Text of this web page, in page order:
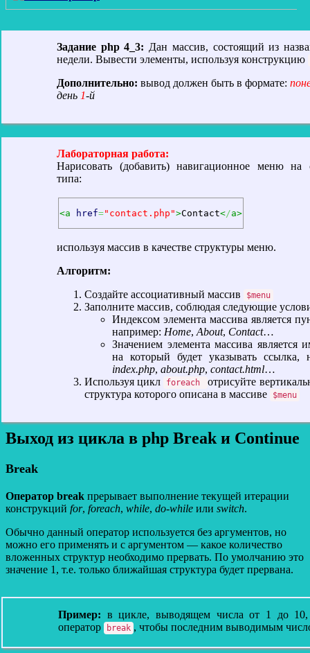
Задание php 4_3: Дан массив, состоящий из
недели. Вывести элементы, используя конструкцию
Дополнительно: вывод должен быть в формате:
день 1-й
Лабораторная работа:
Нарисовать (добавить) навигационное меню на
типа:
<а href="contact.php">Contact</а>
используя массив в качестве структуры меню.
Алгоритм:
Создайте ассоциативный массив
$menu
Заполните массив, соблюдая следующие
Индексом элемента массива является
например: Home, About, Contact…
Значением элемента массива является
на который будет указывать ссылка,
index.php, about.php, contact.html…
Используя цикл
foreach
отрисуйте
структура которого описана в массиве
$menu
Выход из цикла в php Break и Continue
Break
Оператор break прерывает выполнение текущей итерации
конструкций for, foreach, while, do-while или switch.
Обычно данный оператор используется без аргументов, но
можно его применять и с аргументом — какое количество
вложенных структур необходимо прервать. По умолчанию это
значение 1, т.е. только ближайшая структура будет прервана.
Пример: в цикле, выводящем числа от 1 до 10,
оператор
break , чтобы последним выводимым